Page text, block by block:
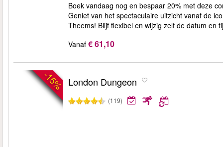
Boek vandaag nog en bespaar 20% met deze
Geniet van het spectaculaire uitzicht vanaf de
Theems! Blijf flexibel en wijzig zelf de datum en
Vanaf € 61,10
-15% London Dungeon
(119)